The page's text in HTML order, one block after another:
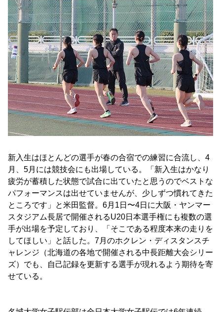
新入生はほとんどの選手が春の合宿での練習に合流し、4
月、5月には競技会にも出場している。「新入生はかなり
疲労が蓄積した状態で試合に出ていたと思うのでベストな
パフォーマンスは出せていませんが、少しずつ慣れてきた
ところです」と米田監督。6月1日〜4日に大阪・ヤンマー
スタジアム長居で開催されるU20日本選手権にも複数の選
手が出場を予定しており、「そこである程度本来の走りを
してほしい」と話した。7月のホクレン・ディスタンスチ
ャレンジ（北海道の各地で開催される中長距離大会シリー
ズ）でも、自己記録を更新する選手が現れるよう期待を寄
せている。